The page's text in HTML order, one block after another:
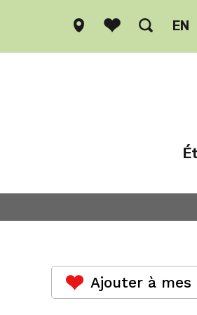
EN
Ajouter à mes